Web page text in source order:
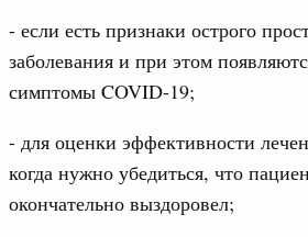
- если есть признаки острого
заболевания и при этом
симптомы COVID-19;
- для оценки эффективности
когда нужно убедиться, что
окончательно выздоровел;
проект «Инфраструктура
Порядка 200
объектам,
для
политика
Сергей Кравцов и